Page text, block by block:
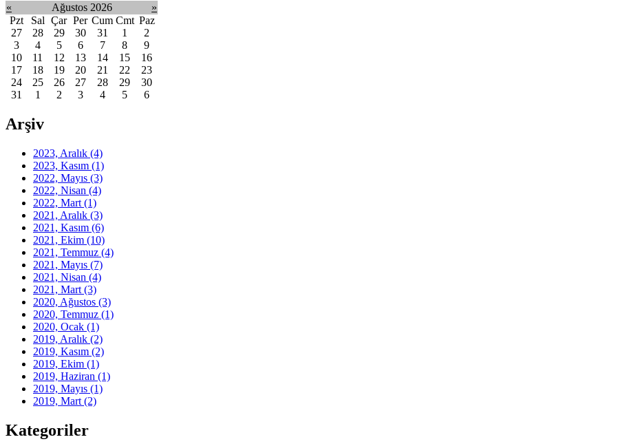
« Ağustos 2026
»
Pzt
Sal Çar Per Cum Cmt Paz
27
28 29 30 31 1
2
3
4 5 6 7 8
9
10
11 12 13 14 15
16
17
18 19 20 21 22
23
24
25 26 27 28 29
30
31
1 2 3 4 5 6
Arşiv
2023, Aralık (4)
2023, Kasım (1)
2022, Mayıs (3)
2022, Nisan (4)
2022, Mart (1)
2021, Aralık (3)
2021, Kasım (6)
2021, Ekim (10)
2021, Temmuz (4)
2021, Mayıs (7)
2021, Nisan (4)
2021, Mart (3)
2020, Ağustos (3)
2020, Temmuz (1)
2020, Ocak (1)
2019, Aralık (2)
2019, Kasım (2)
2019, Ekim (1)
2019, Haziran (1)
2019, Mayıs (1)
2019, Mart (2)
Kategoriler